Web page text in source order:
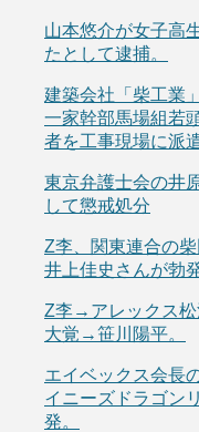
山本悠介が女子高
たとして逮捕。
建築会社「柴工業
一家幹部馬場組若
者を工事現場に派
東京弁護士会の井
して懲戒処分
Z李、関東連合の
井上佳史さんが勃
Z李→アレックス
大覚→笹川陽平。
エイベックス会長
イニーズドラゴン
発。